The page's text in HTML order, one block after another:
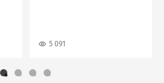
5 091